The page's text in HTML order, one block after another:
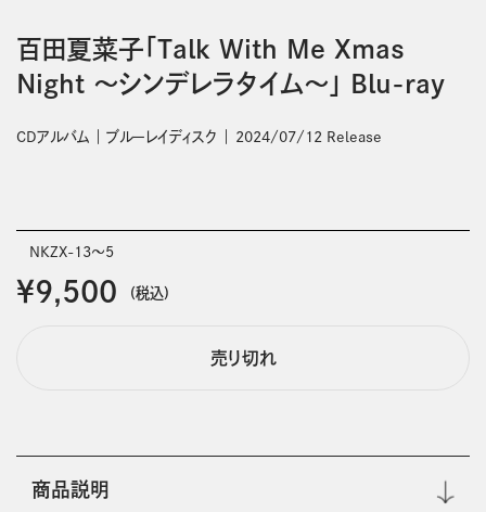
百田夏菜子「Talk With Me Xmas
Night ～シンデレラタイム～」 Blu-ray
CDアルバム ブルーレイディスク 2024/07/12 Release
NKZX-13～5
￥9,500 (税込)
売り切れ
商品説明